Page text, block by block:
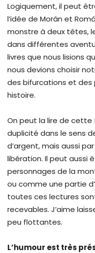
Logiquement, il peut
l’idée de Morán et
monstre à deux têtes,
dans différentes
livres que nous lisions
nous devions choisir
des bifurcations et des
histoire.
On peut la lire de cette
duplicité dans le sens
d’argent, mais aussi
libération. Il peut aussi
personnages de la
ou comme une partie
toutes ces lectures
recevables. J’aime
peu flottantes.
L’humour est très